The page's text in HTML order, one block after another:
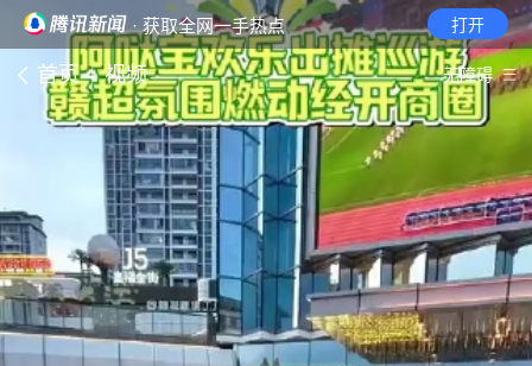
· 获取全网一手热点 打开
首页 视频 无障碍